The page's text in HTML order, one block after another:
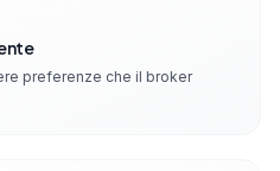
preferenze che il broker